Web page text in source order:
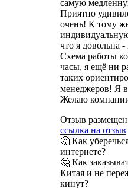
самую
Приятно
очень! К тому
что я довольна -
Схема работы
часы, я ещё ни
таких
менеджеров! Я
Желаю
Отзыв
ссылка на отзыв
🤔 Как
интернете?
🤔 Как
Китая и не
кинут?